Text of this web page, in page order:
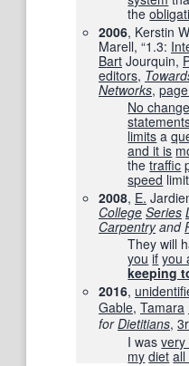
the
2006, Kerstin
Marell, “1.3:
Bart Jourquin,
editors,
Networks, page
No change
limits a
and it is
thetraffic
speed
2008, E.
College Series
Carpentryand
They will
you if you
keeping
2016,
Gable, Tamara
forDietitians,
I wasvery
my diet all